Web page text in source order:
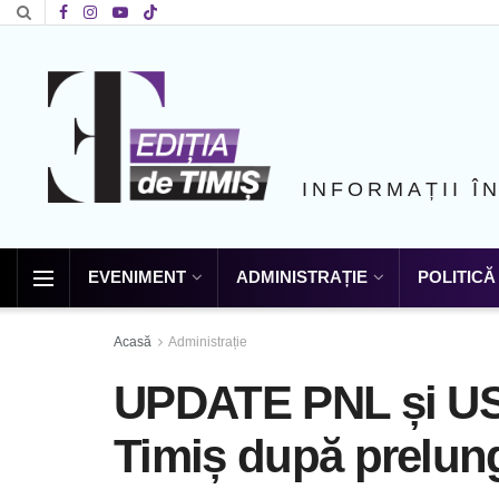
INFORMAȚII
EVENIMENT ADMINISTRAȚIE POLITICĂ
Acasă Administrație
UPDATE PNL și
Timiș după